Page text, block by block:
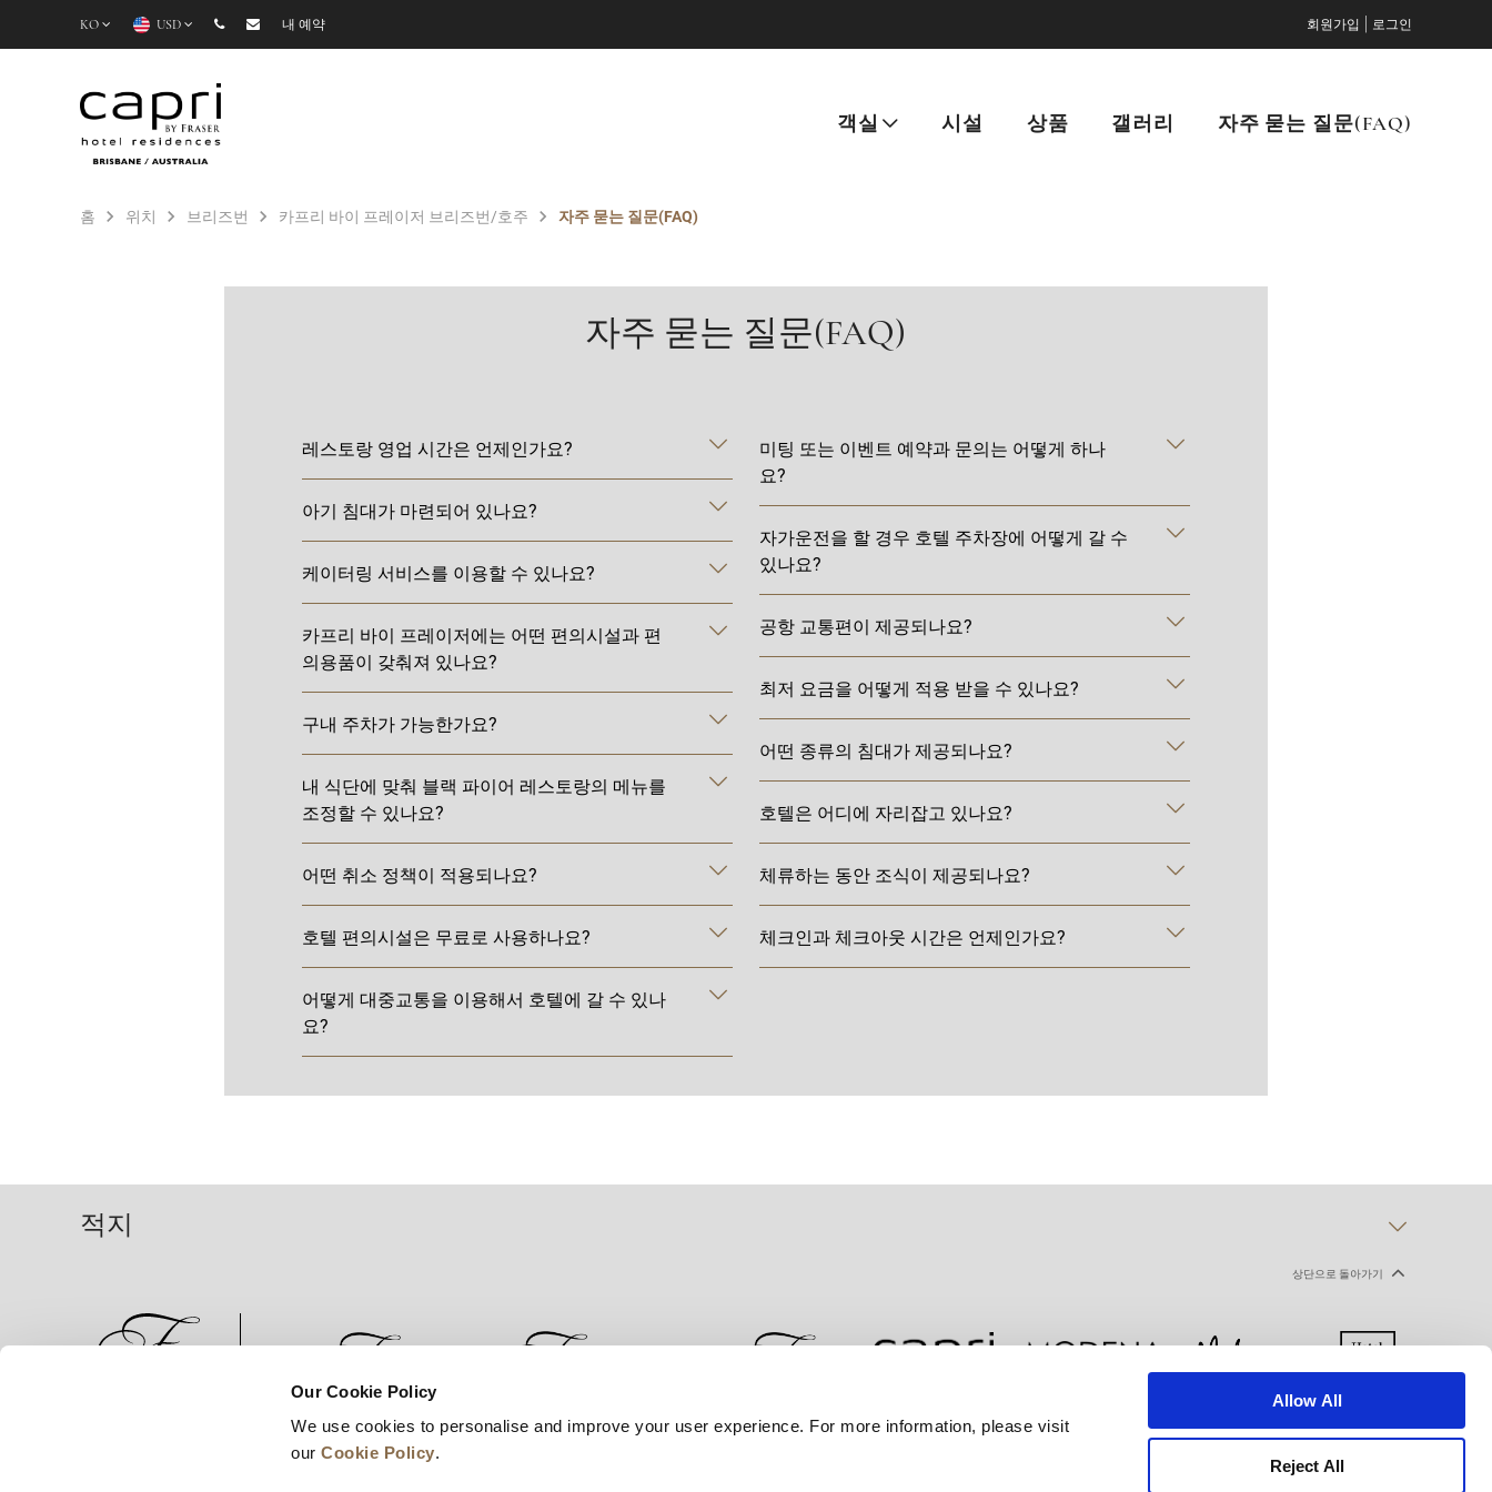
Our Cookie Policy
We use cookies to personalise and improve your user experience. For more information, please visit
ourCookie Policy.
Allow All
Reject All
KO USD 내 예약 회원가입 로그인
객실 시설 상품 갤러리 자주 묻는 질문(FAQ)
홈 위치 브리즈번 카프리 바이 프레이저 브리즈번/호주 자주 묻는 질문(FAQ)
자주 묻는 질문(FAQ)
레스토랑 영업 시간은 언제인가요?
아기 침대가 마련되어 있나요?
케이터링 서비스를 이용할 수 있나요?
카프리 바이 프레이저에는 어떤 편의시설과 편
의용품이 갖춰져 있나요?
구내 주차가 가능한가요?
내 식단에 맞춰 블랙 파이어 레스토랑의 메뉴를
조정할 수 있나요?
어떤 취소 정책이 적용되나요?
호텔 편의시설은 무료로 사용하나요?
어떻게 대중교통을 이용해서 호텔에 갈 수 있나
요?
미팅 또는 이벤트 예약과 문의는 어떻게 하나
요?
자가운전을 할 경우 호텔 주차장에 어떻게 갈 수
있나요?
공항 교통편이 제공되나요?
최저 요금을 어떻게 적용 받을 수 있나요?
어떤 종류의 침대가 제공되나요?
호텔은 어디에 자리잡고 있나요?
체류하는 동안 조식이 제공되나요?
체크인과 체크아웃 시간은 언제인가요?
적지
상단으로 돌아가기
비즈니스 개발